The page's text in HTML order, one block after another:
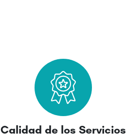
Calidad de los Servicios